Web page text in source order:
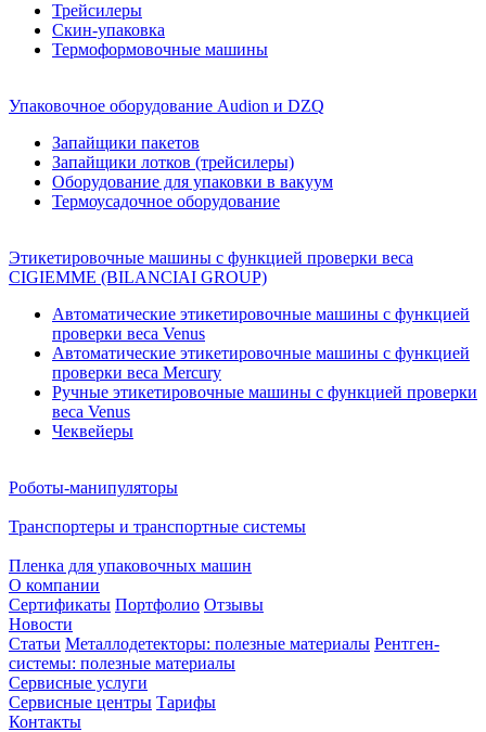
Трейсилеры
Скин-упаковка
Термоформовочные машины
Упаковочное оборудование Audion и DZQ
Запайщики пакетов
Запайщики лотков (трейсилеры)
Оборудование для упаковки в вакуум
Термоусадочное оборудование
Этикетировочные машины с функцией проверки веса
CIGIEMME (BILANCIAI GROUP)
Автоматические этикетировочные машины с функцией
проверки веса Venus
Автоматические этикетировочные машины с функцией
проверки веса Mercury
Ручные этикетировочные машины с функцией проверки
веса Venus
Чеквейеры
Роботы-манипуляторы
Транспортеры и транспортные системы
Пленка для упаковочных машин
О компании
Сертификаты Портфолио Отзывы
Новости
Статьи Металлодетекторы: полезные материалы Рентген-
системы: полезные материалы
Сервисные услуги
Сервисные центры Тарифы
Контакты